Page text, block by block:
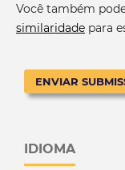
Você também
similaridadepara
ENVIAR
IDIOMA